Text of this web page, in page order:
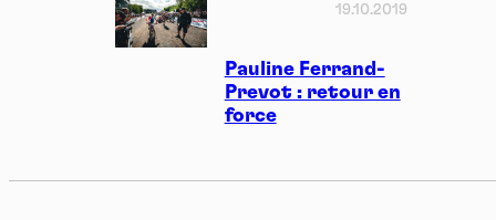
Pauline Ferrand-
Prevot : retour en
force
19.10.2019